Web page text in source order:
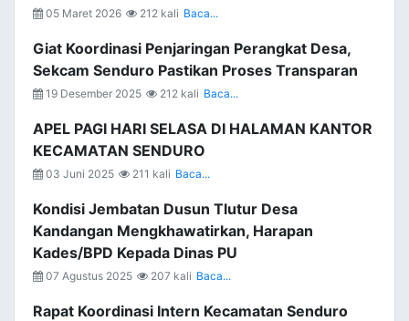
05 Maret 2026 212 kali Baca...
Giat Koordinasi Penjaringan Perangkat Desa,
Sekcam Senduro Pastikan Proses Transparan
19 Desember 2025 212 kali Baca...
APEL PAGI HARI SELASA DI HALAMAN KANTOR
KECAMATAN SENDURO
03 Juni 2025 211 kali Baca...
Kondisi Jembatan Dusun Tlutur Desa
Kandangan Mengkhawatirkan, Harapan
Kades/BPD Kepada Dinas PU
07 Agustus 2025 207 kali Baca...
Rapat Koordinasi Intern Kecamatan Senduro